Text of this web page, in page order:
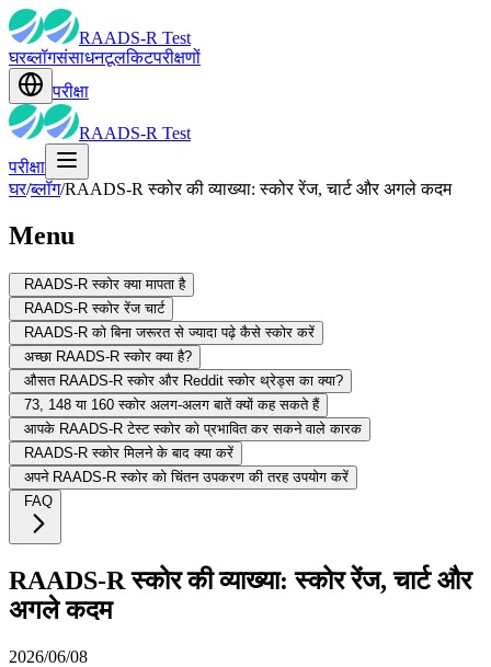
RAADS-R Test
घरब्लॉगसंसाधनटूलकिटपरीक्षणों
परीक्षा
RAADS-R Test
परीक्षा
घर/ब्लॉग/RAADS-R स्कोर की व्याख्या: स्कोर रेंज, चार्ट और अगले कदम
Menu
RAADS-R स्कोर क्या मापता है
RAADS-R स्कोर रेंज चार्ट
RAADS-R को बिना जरूरत से ज्यादा पढ़े कैसे स्कोर करें
अच्छा RAADS-R स्कोर क्या है?
औसत RAADS-R स्कोर और Reddit स्कोर थ्रेड्स का क्या?
73, 148 या 160 स्कोर अलग-अलग बातें क्यों कह सकते हैं
आपके RAADS-R टेस्ट स्कोर को प्रभावित कर सकने वाले कारक
RAADS-R स्कोर मिलने के बाद क्या करें
अपने RAADS-R स्कोर को चिंतन उपकरण की तरह उपयोग करें
FAQ
RAADS-R स्कोर की व्याख्या: स्कोर रेंज, चार्ट और
अगले कदम
2026/06/08